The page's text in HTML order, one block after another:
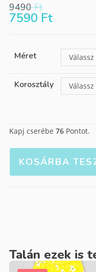
9490Ft
7590 Ft
Méret
Korosztály
Kapj cserébe 76Pontot.
KOSÁRBA
Talán ezek is